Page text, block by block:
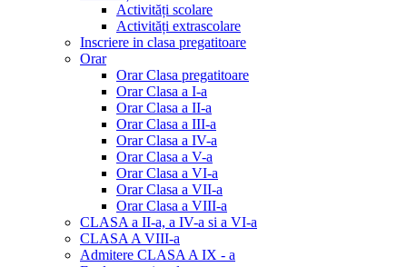
Activități scolare
Activități extrascolare
Inscriere in clasa pregatitoare
Orar
Orar Clasa pregatitoare
Orar Clasa a I-a
Orar Clasa a II-a
Orar Clasa a III-a
Orar Clasa a IV-a
Orar Clasa a V-a
Orar Clasa a VI-a
Orar Clasa a VII-a
Orar Clasa a VIII-a
CLASA a II-a, a IV-a si a VI-a
CLASA A VIII-a
Admitere CLASA A IX - a